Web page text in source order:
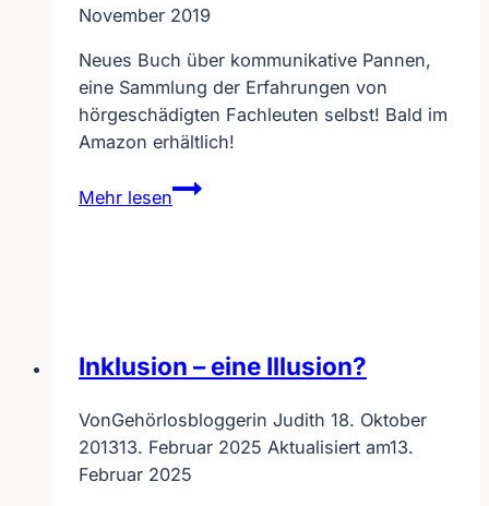
November 2019
Neues Buch über kommunikative Pannen,
eine Sammlung der Erfahrungen von
hörgeschädigten Fachleuten selbst! Bald im
Amazon erhältlich!
Mehr lesen
Mein
neues
Inklusion – eine Illusion?
VonGehörlosbloggerin Judith 18. Oktober
201313. Februar 2025 Aktualisiert am13.
Februar 2025